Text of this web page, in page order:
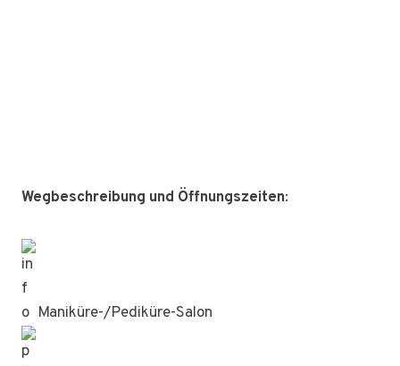
Wegbeschreibung und Öffnungszeiten:
Maniküre-/Pediküre-Salon